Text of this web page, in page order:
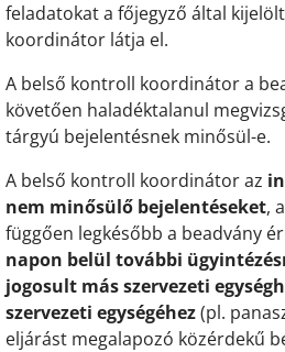
feladatokat a főjegyző által
koordinátor látja el.
A belső kontroll koordinátor a
követően haladéktalanul
tárgyú bejelentésnek minősül-e.
A belső kontroll koordinátor az
nem minősülő bejelentéseket,
függően legkésőbb a beadvány
napon belül további
jogosult más szervezeti
szervezeti egységéhez(pl.
eljárást megalapozó közérdekű